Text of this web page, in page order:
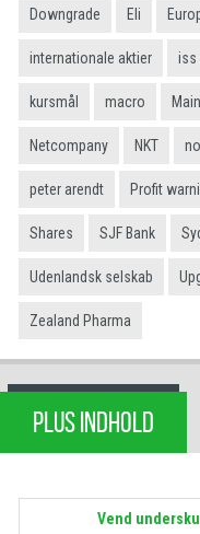
Downgrade Eli
internationale aktier iss
kursmål macro
Netcompany NKT
peter arendt Profit
Shares SJF Bank
Udenlandsk selskab
Zealand Pharma
PLUS INDHOLD
Vend